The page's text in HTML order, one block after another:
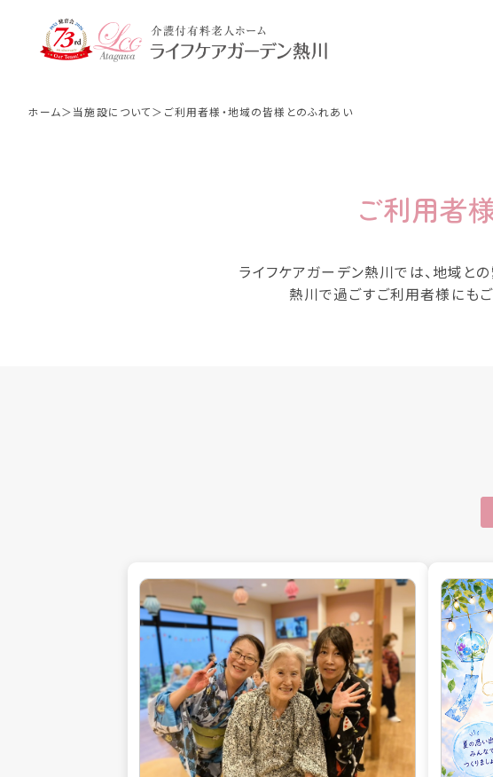
健育会グ
いて
デイサービ
ご利用者様・地域の皆様
ホーム 当施設について ご利用者様・地域の皆様とのふれあい
ご利用者
ライフケアガーデン熱川では、地域と
熱川で過ごすご利用者様にも